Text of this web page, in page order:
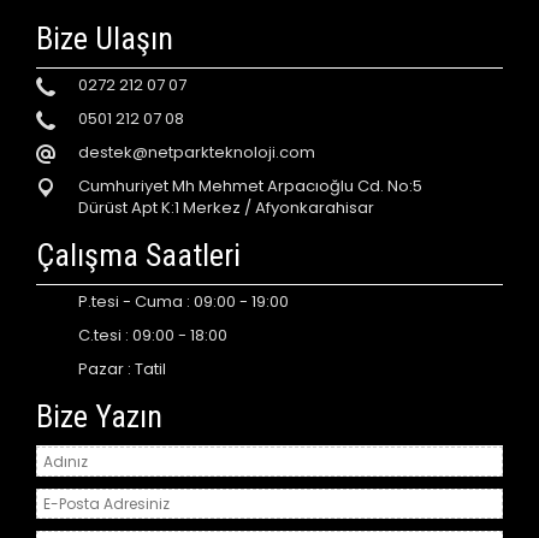
Bize Ulaşın
0272 212 07 07
0501 212 07 08
destek@netparkteknoloji.com
Cumhuriyet Mh Mehmet Arpacıoğlu Cd. No:5
Dürüst Apt K:1 Merkez / Afyonkarahisar
Çalışma Saatleri
P.tesi - Cuma : 09:00 - 19:00
C.tesi : 09:00 - 18:00
Pazar : Tatil
Bize Yazın